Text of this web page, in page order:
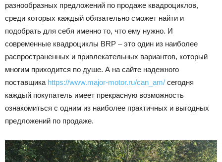
разнообразных предложений по продаже квадроциклов,
среди которых каждый обязательно сможет найти и
подобрать для себя именно то, что ему нужно. И
современные квадроциклы BRP – это один из наиболее
распространенных и привлекательных вариантов, который
многим приходится по душе. А на сайте надежного
поставщика https://www.major-motor.ru/can_am/ сегодня
каждый покупатель имеет прекрасную возможность
ознакомиться с одним из наиболее практичных и выгодных
предложений по продаже.